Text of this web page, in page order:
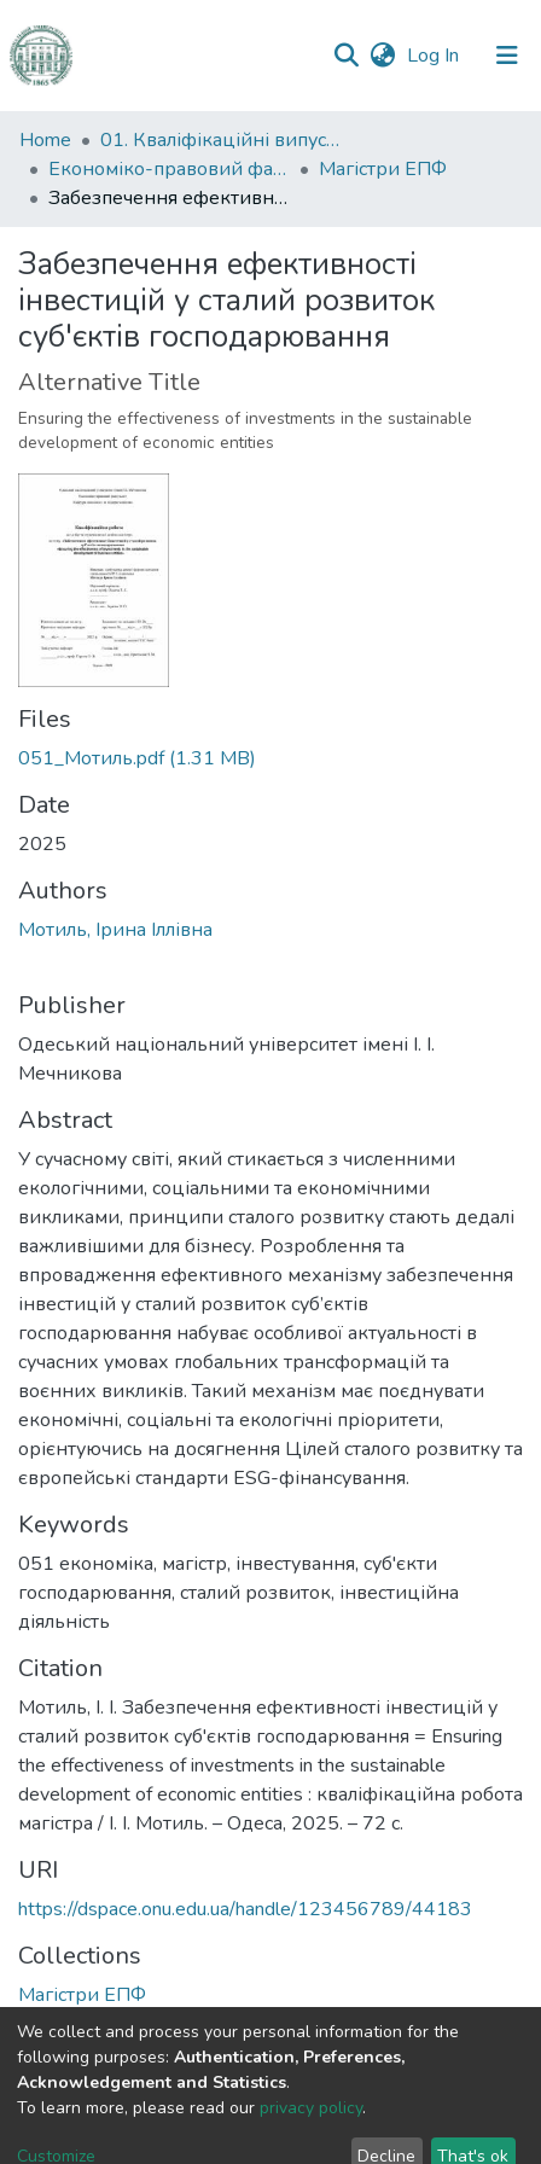
Log In (current)
Communities
&
Collections
Statistics
Home
01. Кваліфікаційні випускні роботи здобувачів вищої освіти
Економіко-правовий факультет
Магістри ЕПФ
Забезпечення ефективності інвестицій у сталий розвиток суб'єктів господарювання
Забезпечення ефективності
інвестицій у сталий розвиток
суб'єктів господарювання
Alternative Title
Ensuring the effectiveness of investments in the sustainable
development of economic entities
Files
051_Мотиль.pdf(1.31 MB)
Date
2025
Authors
Мотиль, Ірина Іллівна
Publisher
Одеський національний університет імені І. І.
Мечникова
Abstract
У сучасному світі, який стикається з численними
екологічними, соціальними та економічними
викликами, принципи сталого розвитку стають дедалі
важливішими для бізнесу. Розроблення та
впровадження ефективного механізму забезпечення
інвестицій у сталий розвиток суб’єктів
господарювання набуває особливої актуальності в
сучасних умовах глобальних трансформацій та
воєнних викликів. Такий механізм має поєднувати
економічні, соціальні та екологічні пріоритети,
орієнтуючись на досягнення Цілей сталого розвитку та
європейські стандарти ESG-фінансування.
Keywords
051 економіка, магістр, інвестування, суб'єкти
господарювання, сталий розвиток, інвестиційна
діяльність
Citation
Мотиль, І. І. Забезпечення ефективності інвестицій у
сталий розвиток суб'єктів господарювання = Ensuring
the effectiveness of investments in the sustainable
development of economic entities : кваліфікаційна робота
магістра / І. І. Мотиль. – Одеса, 2025. – 72 с.
URI
https://dspace.onu.edu.ua/handle/123456789/44183
Collections
Магістри ЕПФ
Full item page
DSpace software copyright © 2009-2026
Cookie End User Send
We collect and process your personal information for the
following purposes: Authentication, Preferences,
Acknowledgement and Statistics.
To learn more, please read our privacy policy.
Customize Decline That's ok